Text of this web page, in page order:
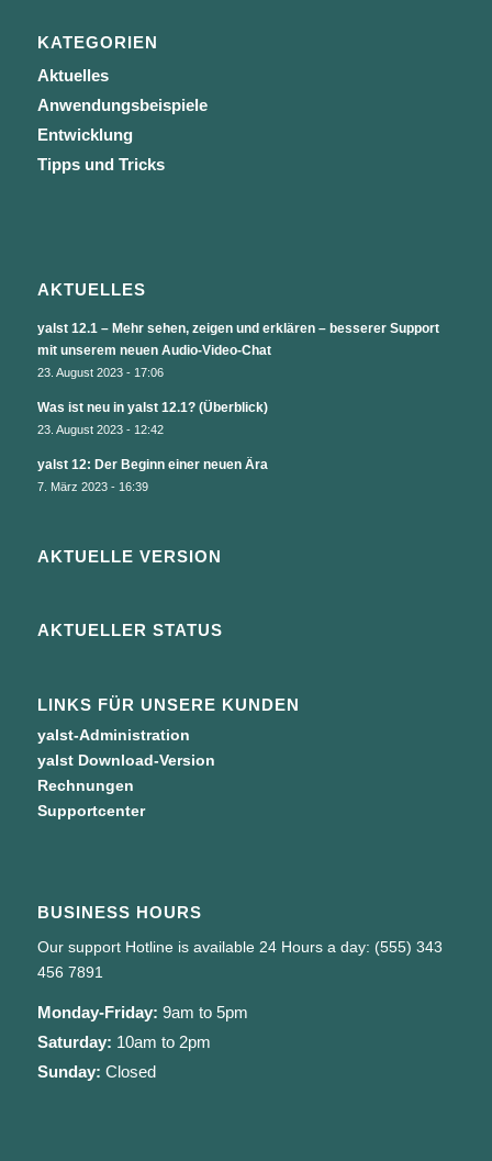
KATEGORIEN
Aktuelles
Anwendungsbeispiele
Entwicklung
Tipps und Tricks
AKTUELLES
yalst 12.1 – Mehr sehen, zeigen und erklären – besserer Support
mit unserem neuen Audio-Video-Chat
23. August 2023 - 17:06
Was ist neu in yalst 12.1? (Überblick)
23. August 2023 - 12:42
yalst 12: Der Beginn einer neuen Ära
7. März 2023 - 16:39
AKTUELLE VERSION
AKTUELLER STATUS
LINKS FÜR UNSERE KUNDEN
yalst-Administration
yalst Download-Version
Rechnungen
Supportcenter
BUSINESS HOURS
Our support Hotline is available 24 Hours a day: (555) 343
456 7891
Monday-Friday: 9am to 5pm
Saturday: 10am to 2pm
Sunday: Closed